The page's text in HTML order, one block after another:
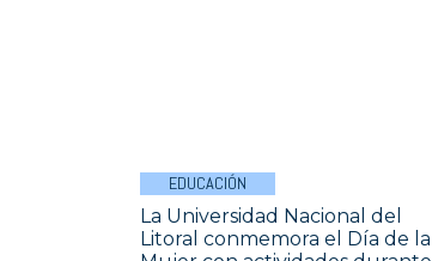
EDUCACIÓN
La Universidad Nacional del
Litoral conmemora el Día de la